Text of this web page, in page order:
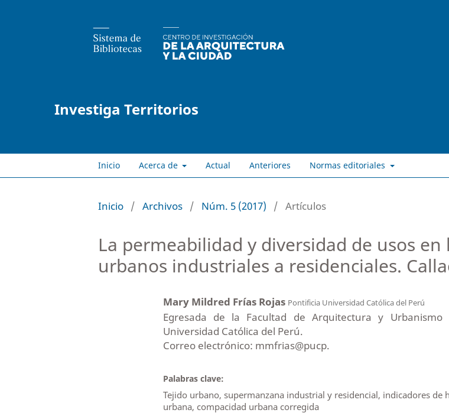
Investiga Territorios
Inicio Acerca de Actual Anteriores Normas editoriales
Inicio / Archivos / Núm. 5 (2017) / Artículos
La permeabilidad y diversidad de usos
urbanos industriales a residenciales.
Mary Mildred Frías Rojas Pontificia Universidad Católica del Perú
Egresada de la Facultad de Arquitectura y Urbanismo
Universidad Católica del Perú.
Correo electrónico: mmfrias@pucp.
Palabras clave:
Tejido urbano, supermanzana industrial y residencial, indicadores de
urbana, compacidad urbana corregida